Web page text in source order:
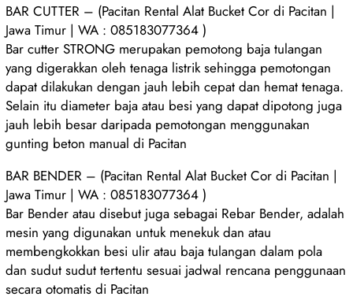
BAR CUTTER – (Pacitan Rental Alat Bucket Cor di Pacitan |
Jawa Timur | WA : 085183077364 )
Bar cutter STRONG merupakan pemotong baja tulangan
yang digerakkan oleh tenaga listrik sehingga pemotongan
dapat dilakukan dengan jauh lebih cepat dan hemat tenaga.
Selain itu diameter baja atau besi yang dapat dipotong juga
jauh lebih besar daripada pemotongan menggunakan
gunting beton manual di Pacitan
BAR BENDER – (Pacitan Rental Alat Bucket Cor di Pacitan |
Jawa Timur | WA : 085183077364 )
Bar Bender atau disebut juga sebagai Rebar Bender, adalah
mesin yang digunakan untuk menekuk dan atau
membengkokkan besi ulir atau baja tulangan dalam pola
dan sudut sudut tertentu sesuai jadwal rencana penggunaan
secara otomatis di Pacitan